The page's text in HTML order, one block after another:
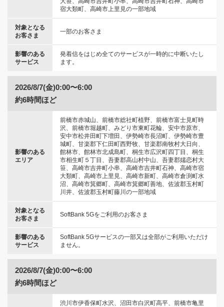
宿大類町、高崎市上里見の一部地域
対象となる
お客さま
一部のお客さま
影響のある
サービス
発着信をはじめ全てのサービスが一時的に中断いたし
ます。
2026/8/7(金)0:00〜6:00
約6時間ほど
影響のある
エリア
前橋市赤城山、前橋市総社町植野、前橋市富士見町時
沢、前橋市堀越町、みどり市東町花輪、安中市原市、
安中市松井田町下増田、伊勢崎市長沼町、伊勢崎市豊
城町、甘楽郡下仁田町西野牧、甘楽郡南牧村大日向、
館林市、館林市北成島町、桐生市広沢町四丁目、桐生
市相生町５丁目、吾妻郡高山村中山、吾妻郡嬬恋村大
笹、高崎市吉井町小串、高崎市吉井町石神、高崎市宿
大類町、高崎市上里見、高崎市新町、高崎市倉渕町水
沼、高崎市箕郷町、高崎市箕郷町善地、佐波郡玉村町
川井、佐波郡玉村町藤川の一部地域
対象となる
お客さま
SoftBank 5Gをご利用のお客さま
影響のある
サービス
SoftBank 5Gサービスの一部又は全部がご利用いただけ
ません。
2026/8/7(金)0:00〜6:00
約6時間ほど
渋川市伊香保町水沢、沼田市白沢町高平、前橋市亀里